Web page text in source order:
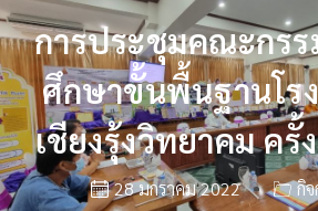
การประชุมคณะกร
ศึกษาขั้นพื้นฐานโรง
เชียงรุ้งวิทยาคม ค
28 มกราคม 2022 กิจ